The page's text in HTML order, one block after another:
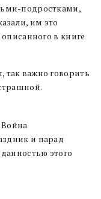
подростками,
им это
в книге
важно говорить
Война
и парад
этого